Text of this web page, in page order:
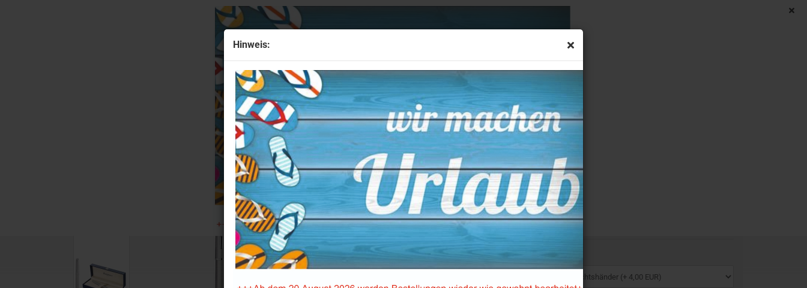
Hinweis:
Ihr Warenkorb
GESCHENKARTIKEL NAMENSSCHILDER SCHLÜSSELBÄNDER & ZUBEHÖR TISCHAUFSTELLER
Waterman® Füllfederhalter Hemisphere Edelstahl C.C.
Waterman® Füllfederhalter Hemisphere
Edelstahl C.C.
Art.Nr.:
Lieferzeit:
Gravur: